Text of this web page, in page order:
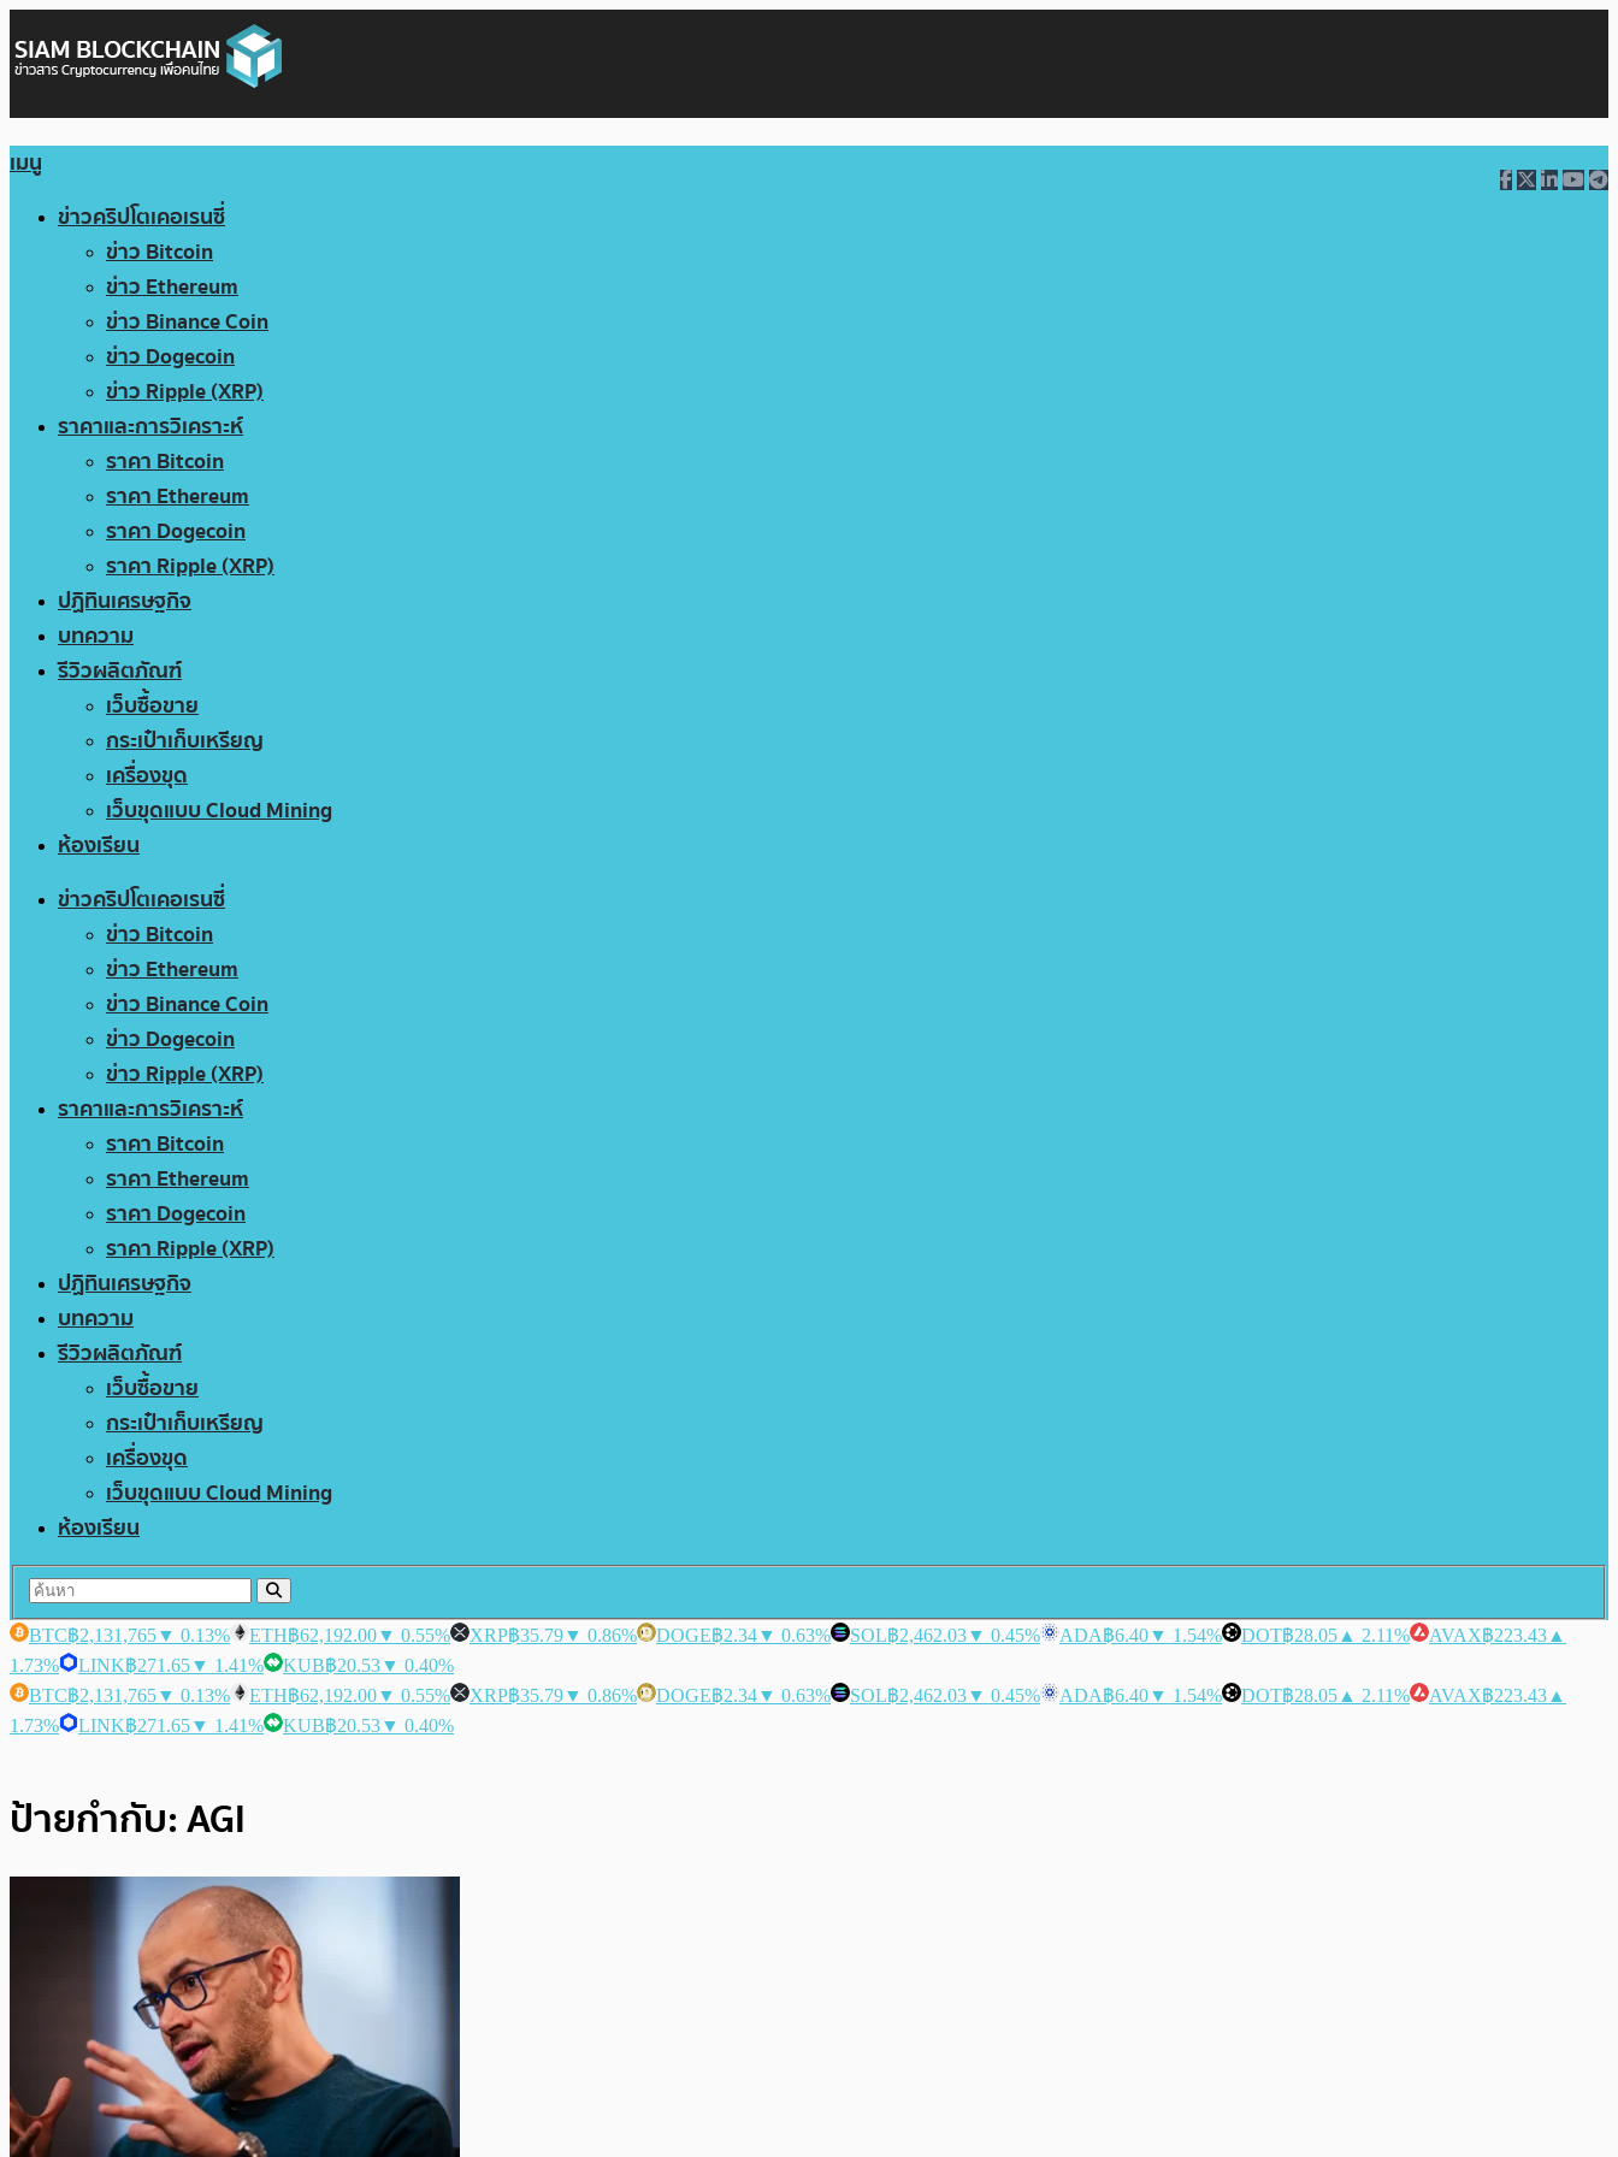
เมนู
ข่าวคริปโตเคอเรนซี่
ข่าว Bitcoin
ข่าว Ethereum
ข่าว Binance Coin
ข่าว Dogecoin
ข่าว Ripple (XRP)
ราคาและการวิเคราะห์
ราคา Bitcoin
ราคา Ethereum
ราคา Dogecoin
ราคา Ripple (XRP)
ปฏิทินเศรษฐกิจ
บทความ
รีวิวผลิตภัณฑ์
เว็บซื้อขาย
กระเป๋าเก็บเหรียญ
เครื่องขุด
เว็บขุดแบบ Cloud Mining
ห้องเรียน
ข่าวคริปโตเคอเรนซี่
ข่าว Bitcoin
ข่าว Ethereum
ข่าว Binance Coin
ข่าว Dogecoin
ข่าว Ripple (XRP)
ราคาและการวิเคราะห์
ราคา Bitcoin
ราคา Ethereum
ราคา Dogecoin
ราคา Ripple (XRP)
ปฏิทินเศรษฐกิจ
บทความ
รีวิวผลิตภัณฑ์
เว็บซื้อขาย
กระเป๋าเก็บเหรียญ
เครื่องขุด
เว็บขุดแบบ Cloud Mining
ห้องเรียน
BTC฿2,131,765▼ 0.13% ETH฿62,192.00▼ 0.55% XRP฿35.79▼ 0.86% DOGE฿2.34▼ 0.63% SOL฿2,462.03▼ 0.45% ADA฿6.40▼ 1.54% DOT฿28.05 ▲ 2.11% AVAX฿223.43 ▲
1.73%
LINK฿271.65▼ 1.41% KUB฿20.53▼ 0.40%
BTC฿2,131,765▼ 0.13% ETH฿62,192.00▼ 0.55% XRP฿35.79▼ 0.86% DOGE฿2.34▼ 0.63% SOL฿2,462.03▼ 0.45% ADA฿6.40▼ 1.54% DOT฿28.05 ▲ 2.11% AVAX฿223.43 ▲
1.73%
LINK฿271.65▼ 1.41% KUB฿20.53▼ 0.40%
ป้ายกำกับ:AGI